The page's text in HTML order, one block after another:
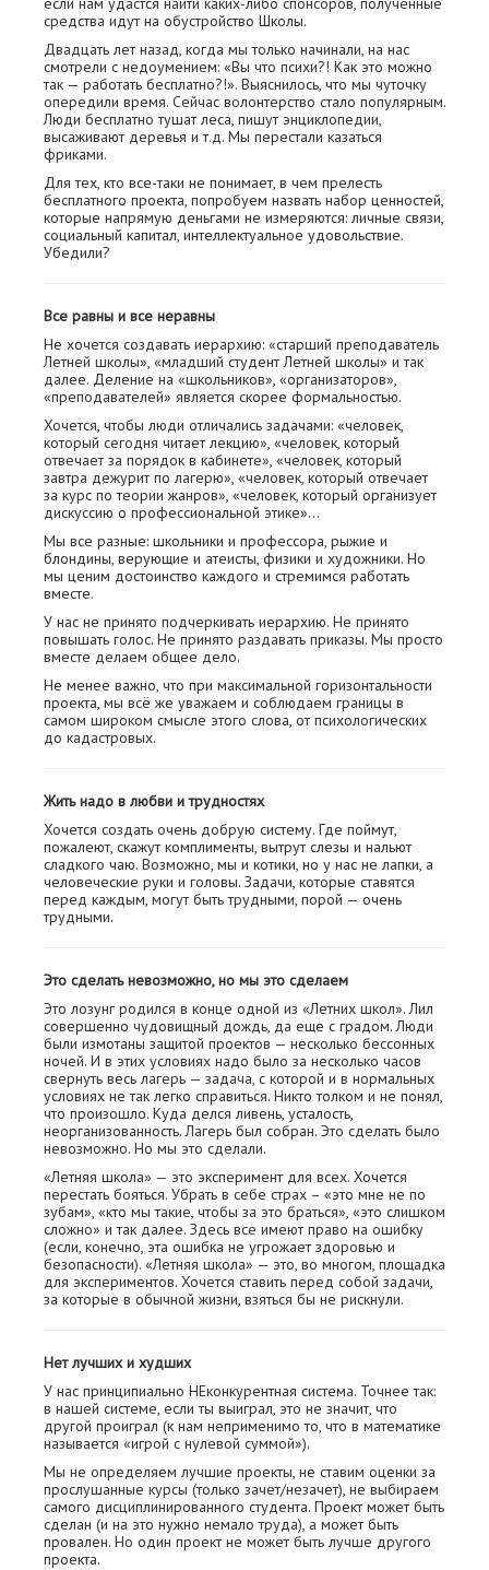
средства идут на обустройство Школы.
Двадцать лет назад, когда мы только начинали, на нас
смотрели с недоумением: «Вы что психи?! Как это можно
так — работать бесплатно?!». Выяснилось, что мы чуточку
опередили время. Сейчас волонтерство стало популярным.
Люди бесплатно тушат леса, пишут энциклопедии,
высаживают деревья и т.д. Мы перестали казаться
фриками.
Для тех, кто все-таки не понимает, в чем прелесть
бесплатного проекта, попробуем назвать набор ценностей,
которые напрямую деньгами не измеряются: личные связи,
социальный капитал, интеллектуальное удовольствие.
Убедили?
Все равны и все неравны
Не хочется создавать иерархию: «старший преподаватель
Летней школы», «младший студент Летней школы» и так
далее. Деление на «школьников», «организаторов»,
«преподавателей» является скорее формальностью.
Хочется, чтобы люди отличались задачами: «человек,
который сегодня читает лекцию», «человек, который
отвечает за порядок в кабинете», «человек, который
завтра дежурит по лагерю», «человек, который отвечает
за курс по теории жанров», «человек, который организует
дискуссию о профессиональной этике»…
Мы все разные: школьники и профессора, рыжие и
блондины, верующие и атеисты, физики и художники. Но
мы ценим достоинство каждого и стремимся работать
вместе.
У нас не принято подчеркивать иерархию. Не принято
повышать голос. Не принято раздавать приказы. Мы просто
вместе делаем общее дело.
Не менее важно, что при максимальной горизонтальности
проекта, мы всё же уважаем и соблюдаем границы в
самом широком смысле этого слова, от психологических
до кадастровых.
Жить надо в любви и трудностях
Хочется создать очень добрую систему. Где поймут,
пожалеют, скажут комплименты, вытрут слезы и нальют
сладкого чаю. Возможно, мы и котики, но у нас не лапки, а
человеческие руки и головы. Задачи, которые ставятся
перед каждым, могут быть трудными, порой — очень
трудными.
Это сделать невозможно, но мы это сделаем
Это лозунг родился в конце одной из «Летних школ». Лил
совершенно чудовищный дождь, да еще с градом. Люди
были измотаны защитой проектов — несколько бессонных
ночей. И в этих условиях надо было за несколько часов
свернуть весь лагерь — задача, с которой и в нормальных
условиях не так легко справиться. Никто толком и не понял,
что произошло. Куда делся ливень, усталость,
неорганизованность. Лагерь был собран. Это сделать было
невозможно. Но мы это сделали.
«Летняя школа» — это эксперимент для всех. Хочется
перестать бояться. Убрать в себе страх – «это мне не по
зубам», «кто мы такие, чтобы за это браться», «это слишком
сложно» и так далее. Здесь все имеют право на ошибку
(если, конечно, эта ошибка не угрожает здоровью и
безопасности). «Летняя школа» — это, во многом, площадка
для экспериментов. Хочется ставить перед собой задачи,
за которые в обычной жизни, взяться бы не рискнули.
Нет лучших и худших
У нас принципиально НЕконкурентная система. Точнее так:
в нашей системе, если ты выиграл, это не значит, что
другой проиграл (к нам неприменимо то, что в математике
называется «игрой с нулевой суммой»).
Мы не определяем лучшие проекты, не ставим оценки за
прослушанные курсы (только зачет/незачет), не выбираем
самого дисциплинированного студента. Проект может быть
сделан (и на это нужно немало труда), а может быть
провален. Но один проект не может быть лучше другого
проекта.